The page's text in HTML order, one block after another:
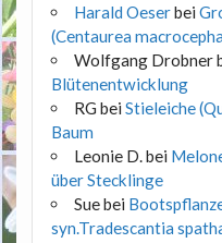
Harald Oeserbei
(Centaurea
Wolfgang Drobner
Blütenentwicklung
RG beiStieleiche
Baum
Leonie D.bei
über Stecklinge
Suebei
syn.Tradescantia